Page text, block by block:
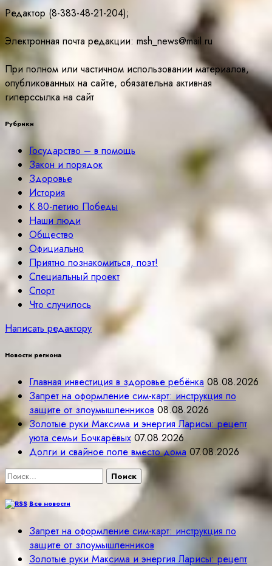
Редактор (8-383-48-21-204);
Электронная почта редакции: msh_news@mail.ru
При полном или частичном использовании материалов,
опубликованных на сайте, обязательна активная
гиперссылка на сайт
Рубрики
Государство – в помощь
Закон и порядок
Здоровье
История
К 80-летию Победы
Наши люди
Общество
Официально
Приятно познакомиться, поэт!
Специальный проект
Спорт
Что случилось
Написать редактору
Новости региона
Главная инвестиция в здоровье ребёнка 08.08.2026
Запрет на оформление сим-карт: инструкция по
защите от злоумышленников 08.08.2026
Золотые руки Максима и энергия Ларисы: рецепт
уюта семьи Бочкарёвых 07.08.2026
Долги и свайное поле вместо дома 07.08.2026
Найти:
Все новости
Запрет на оформление сим-карт: инструкция по
защите от злоумышленников
Золотые руки Максима и энергия Ларисы: рецепт